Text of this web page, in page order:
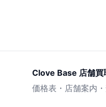
Clove Base 店舗買
価格表・店舗案内